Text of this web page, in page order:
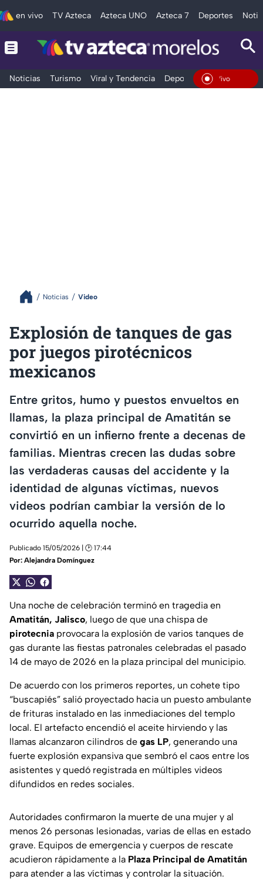
en vivo TV Azteca Azteca UNO Azteca 7 Deportes
Noticias Turismo Viral y Tendencia Deportes Espectáculos
En Vivo
Noticias Video
Explosión de tanques de gas
por juegos pirotécnicos
mexicanos
Entre gritos, humo y puestos envueltos en
llamas, la plaza principal de Amatitán se
convirtió en un infierno frente a decenas de
familias. Mientras crecen las dudas sobre
las verdaderas causas del accidente y la
identidad de algunas víctimas, nuevos
videos podrían cambiar la versión de lo
ocurrido aquella noche.
Publicado 15/05/2026 | 🕑 17:44
Por: Alejandra Domínguez
Una noche de celebración terminó en tragedia en
Amatitán, Jalisco, luego de que una chispa de
pirotecnia provocara la explosión de varios tanques de
gas durante las fiestas patronales celebradas el pasado
14 de mayo de 2026 en la plaza principal del municipio.
De acuerdo con los primeros reportes, un cohete tipo
“buscapiés” salió proyectado hacia un puesto ambulante
de frituras instalado en las inmediaciones del templo
local. El artefacto encendió el aceite hirviendo y las
llamas alcanzaron cilindros de gas LP, generando una
fuerte explosión expansiva que sembró el caos entre los
asistentes y quedó registrada en múltiples videos
difundidos en redes sociales.
Autoridades confirmaron la muerte de una mujer y al
menos 26 personas lesionadas, varias de ellas en estado
grave. Equipos de emergencia y cuerpos de rescate
acudieron rápidamente a la Plaza Principal de Amatitán
para atender a las víctimas y controlar la situación.